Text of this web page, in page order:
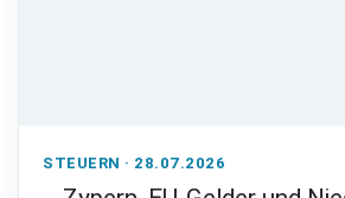
STEUERN · 28.07.2026